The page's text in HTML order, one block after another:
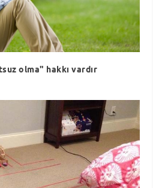
olma" hakkı vardır